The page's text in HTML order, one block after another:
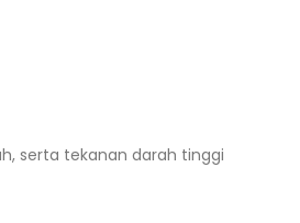
serta tekanan darah tinggi